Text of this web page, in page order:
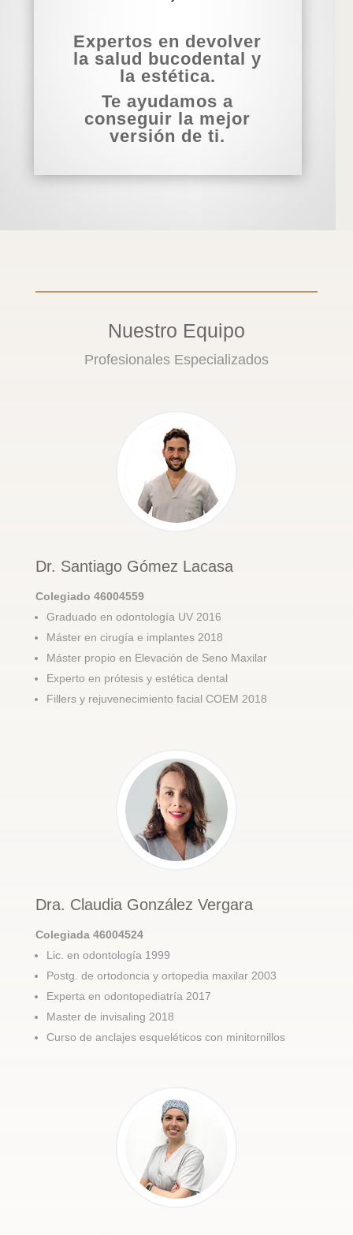
Expertos en devolver
la salud bucodental y
la estética.
Te ayudamos a
conseguir la mejor
versión de ti.
Nuestro Equipo
Profesionales Especializados
Dr. Santiago Gómez Lacasa
Colegiado 46004559
Graduado en odontología UV 2016
Máster en cirugía e implantes 2018
Máster propio en Elevación de Seno Maxilar
Experto en prótesis y estética dental
Fillers y rejuvenecimiento facial COEM 2018
Dra. Claudia González Vergara
Colegiada 46004524
Lic. en odontología 1999
Postg. de ortodoncia y ortopedia maxilar 2003
Experta en odontopediatría 2017
Master de invisaling 2018
Curso de anclajes esqueléticos con minitornillos